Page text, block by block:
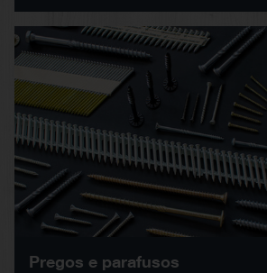
Pregos e parafusos